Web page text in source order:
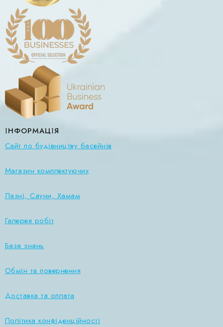
ІНФОРМАЦІЯ
Сайт по будівництву басейнів
Магазин комплектуючих
Лазні, Сауни, Хамам
Галерея робіт
База знань
Обмін та повернення
Доставка та оплата
Політика конфіденційності